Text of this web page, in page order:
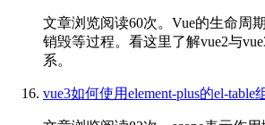
文章浏览阅读60次。Vue的生命周
销毁等过程。看这里了解vue2与
系。
vue3如何使用element-plus的el-